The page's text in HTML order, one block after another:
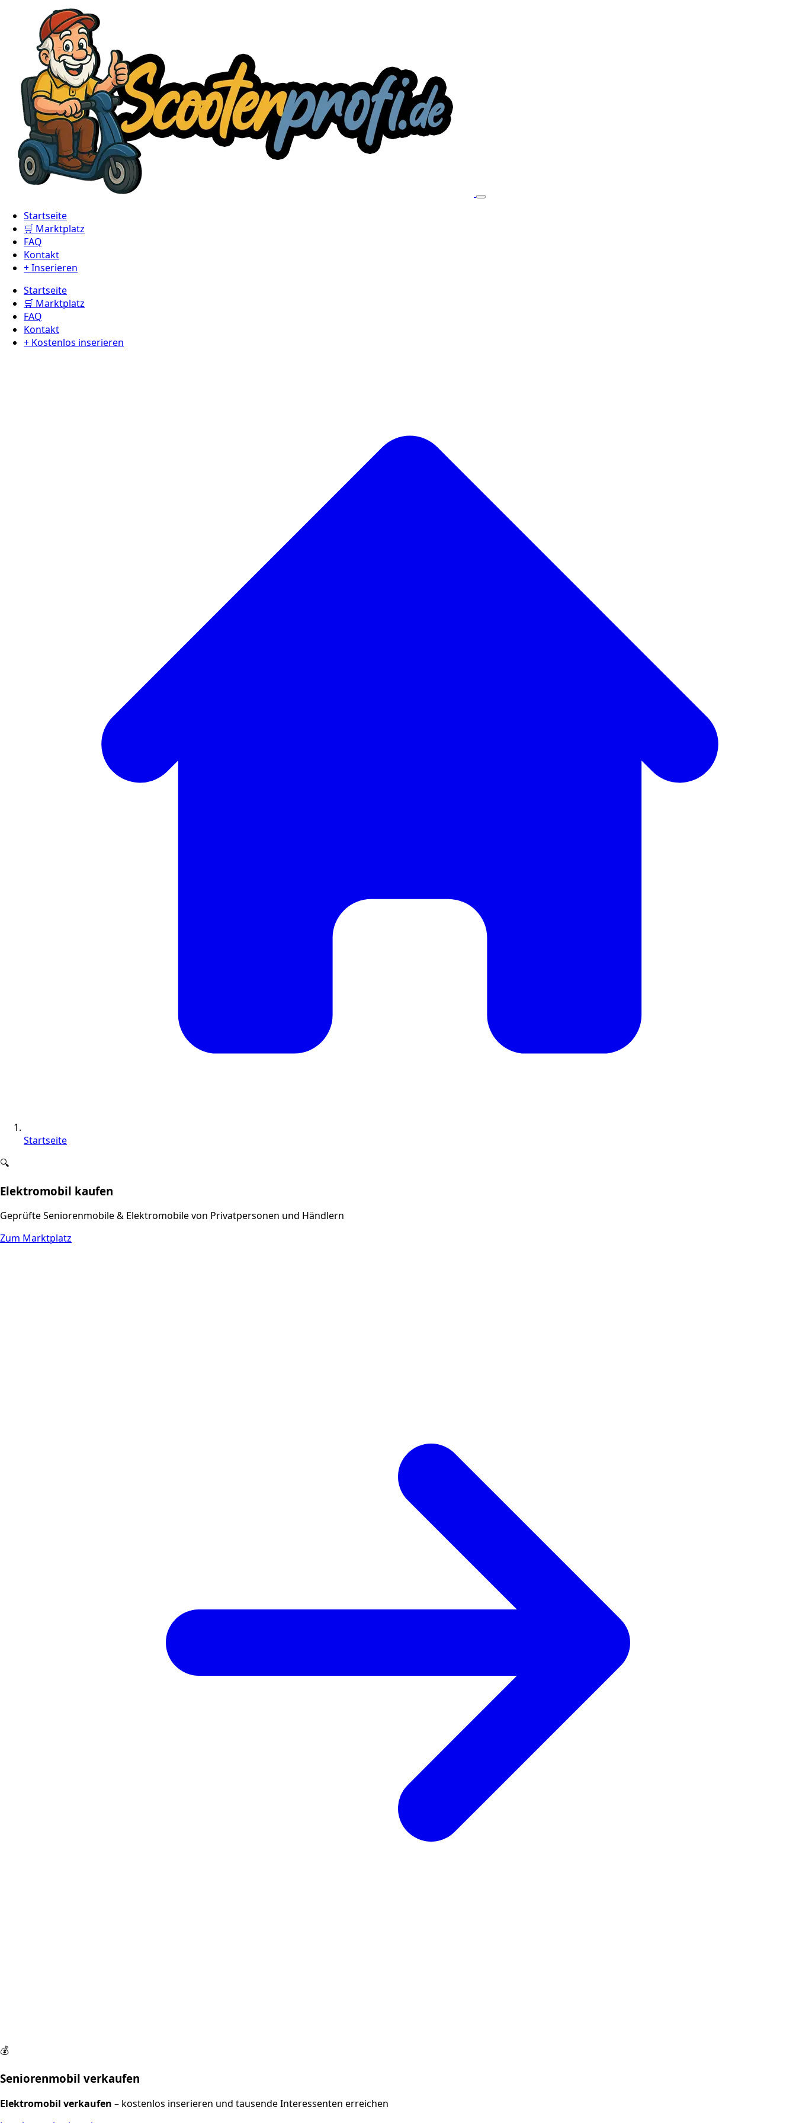
Startseite
🛒 Marktplatz
FAQ
Kontakt
+ Inserieren
Startseite
🛒 Marktplatz
FAQ
Kontakt
+ Kostenlos inserieren
Startseite
🔍
Elektromobil kaufen
Geprüfte Seniorenmobile & Elektromobile von Privatpersonen und Händlern
Zum Marktplatz
💰
Seniorenmobil verkaufen
Elektromobil verkaufen – kostenlos inserieren und tausende Interessenten erreichen